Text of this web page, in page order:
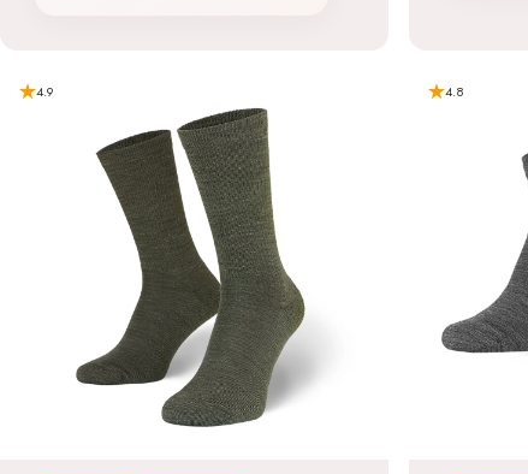
4.9 4.8